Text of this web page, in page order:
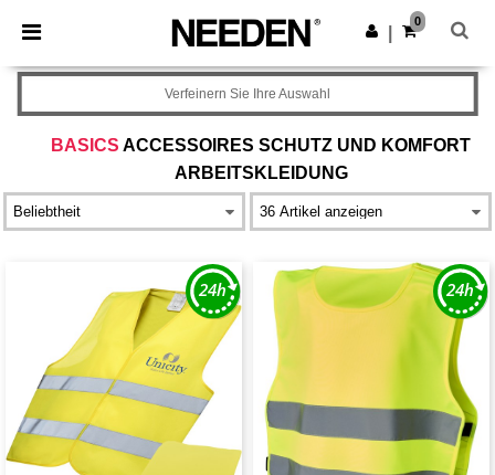
× Needen App
Bessere Preise in der App!
App holen
0
BASICS ACCESSOIRES SCHUTZ UND KOMFORT
ARBEITSKLEIDUNG
Verfeinern Sie Ihre Auswahl